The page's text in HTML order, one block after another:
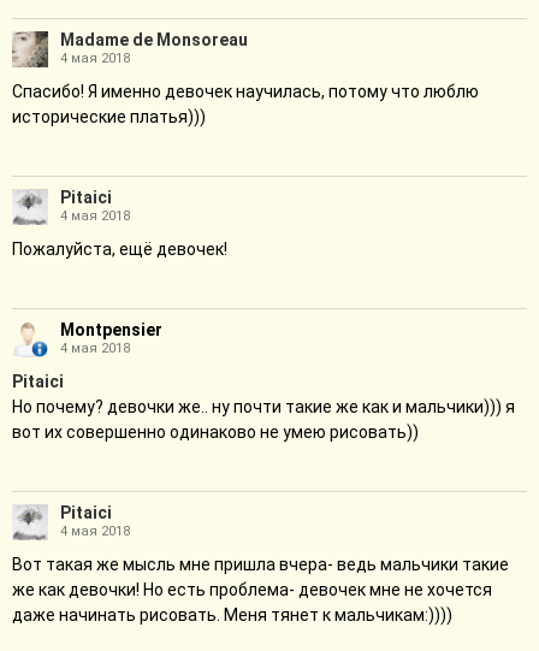
Madame de Monsoreau
4 мая 2018
Спасибо! Я именно девочек научилась, потому что люблю
исторические платья)))
Pitaici
4 мая 2018
Пожалуйста, ещё девочек!
Montpensier
4 мая 2018
Pitaici
Но почему? девочки же.. ну почти такие же как и мальчики))) я
вот их совершенно одинаково не умею рисовать))
Pitaici
4 мая 2018
Вот такая же мысль мне пришла вчера- ведь мальчики такие
же как девочки! Но есть проблема- девочек мне не хочется
даже начинать рисовать. Меня тянет к мальчикам:))))